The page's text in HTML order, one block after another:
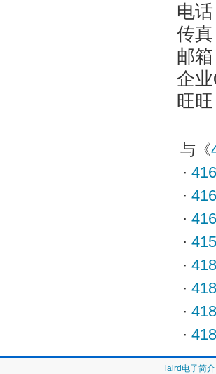
电话
传真
邮箱
企业
旺旺
与《
·
·
·
·
·
·
·
·
laird电子简介